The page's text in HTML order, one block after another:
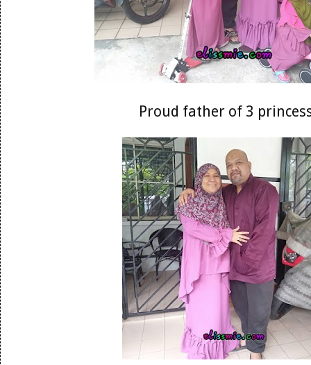
Proud father of 3